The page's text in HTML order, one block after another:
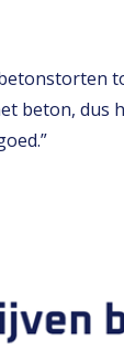
beton, dus